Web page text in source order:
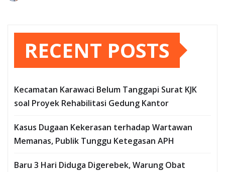
RECENT POSTS
Kecamatan Karawaci Belum Tanggapi Surat KJK
soal Proyek Rehabilitasi Gedung Kantor
Kasus Dugaan Kekerasan terhadap Wartawan
Memanas, Publik Tunggu Ketegasan APH
Baru 3 Hari Diduga Digerebek, Warung Obat